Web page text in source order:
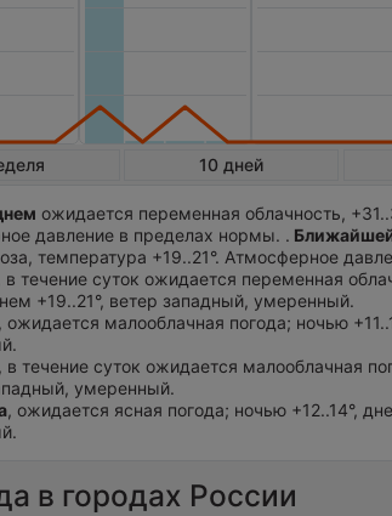
10 дней
ожидается переменная облачность,
давление в пределах нормы. .
температура +19..21°. Атмосферное
, в течение суток ожидается переменная
+19..21°, ветер западный, умеренный.
, ожидается малооблачная погода; ночью
, в течение суток ожидается малооблачная
умеренный.
, ожидается ясная погода; ночью +12..14°,
в городах России